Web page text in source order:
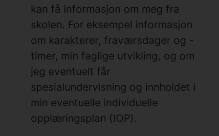
kan få informasjon om meg fra
skolen. For eksempel informasjon
om karakterer, fraværsdager og -
timer, min faglige utvikling, og om
jeg eventuelt får
spesialundervisning og innholdet i
min eventuelle individuelle
opplæringsplan (IOP).